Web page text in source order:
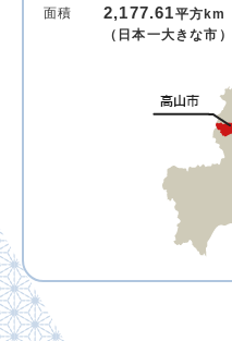
面積
2,177.61平方km
（日本一大きな市）